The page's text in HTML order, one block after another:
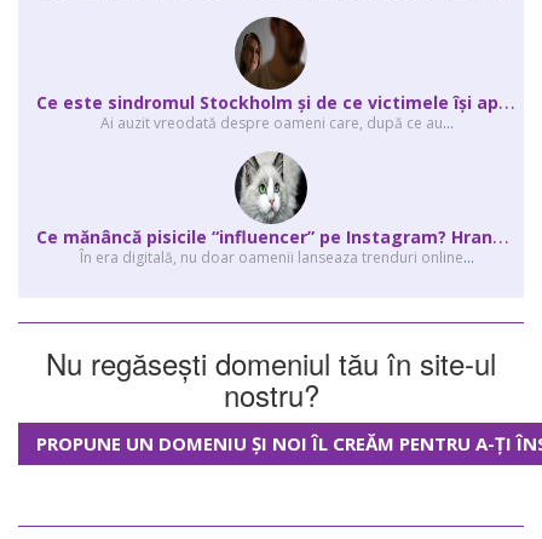
C
e este sindromul Stockholm și de ce victimele își apără agresorii.
Ai auzit vreodată despre oameni care, după ce au...
C
e mănâncă pisicile “influencer” pe Instagram? Hrana lor virală
În era digitală, nu doar oamenii lanseaza trenduri online...
Nu regăsești domeniul tău în site-ul
nostru?
PROPUNE UN DOMENIU ȘI NOI ÎL CREĂM PENTRU A-ȚI